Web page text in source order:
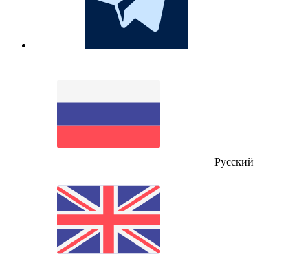
Русский